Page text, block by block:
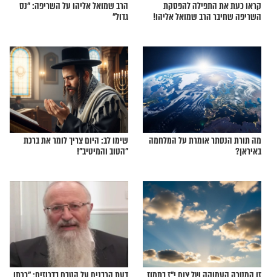
של האכזרים מעזה?
זה מה יכול לקרות לנשמות הנפטרים
בחודש ניסן
להפסקת
הרב שמואל אליהו!
הרב שמואל אליהו על השריפה: "נס
גדול"